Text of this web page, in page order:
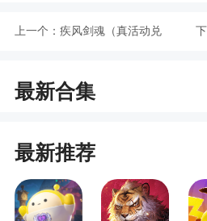
打得完一轮，找人一起打最
4、不推荐打小巷的妹妹
一个有bug完不成。
多少。
上一个： 疾风剑魂（真活动兑
最新合集
最新推荐